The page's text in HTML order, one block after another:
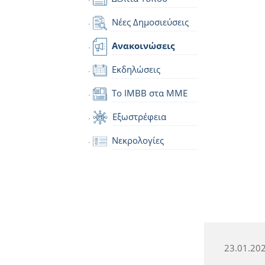
Νέες Δημοσιεύσεις
Ανακοινώσεις
Εκδηλώσεις
Το IMBB στα ΜΜΕ
Εξωστρέφεια
Νεκρολογίες